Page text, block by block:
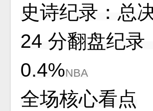
史诗纪录：总
24 分翻盘纪录
0.4%NBA
全场核心看点